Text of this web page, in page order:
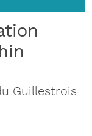
Guillestrois